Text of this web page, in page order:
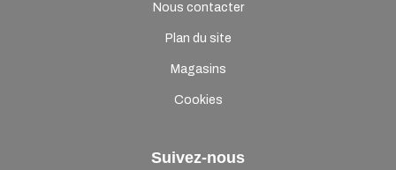
Nous contacter
Plan du site
Magasins
Cookies
Suivez-nous